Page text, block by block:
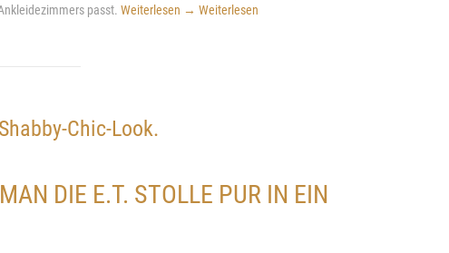
passt. Weiterlesen → Weiterlesen
Chic-Look.
DIE E.T. STOLLE PUR IN EIN